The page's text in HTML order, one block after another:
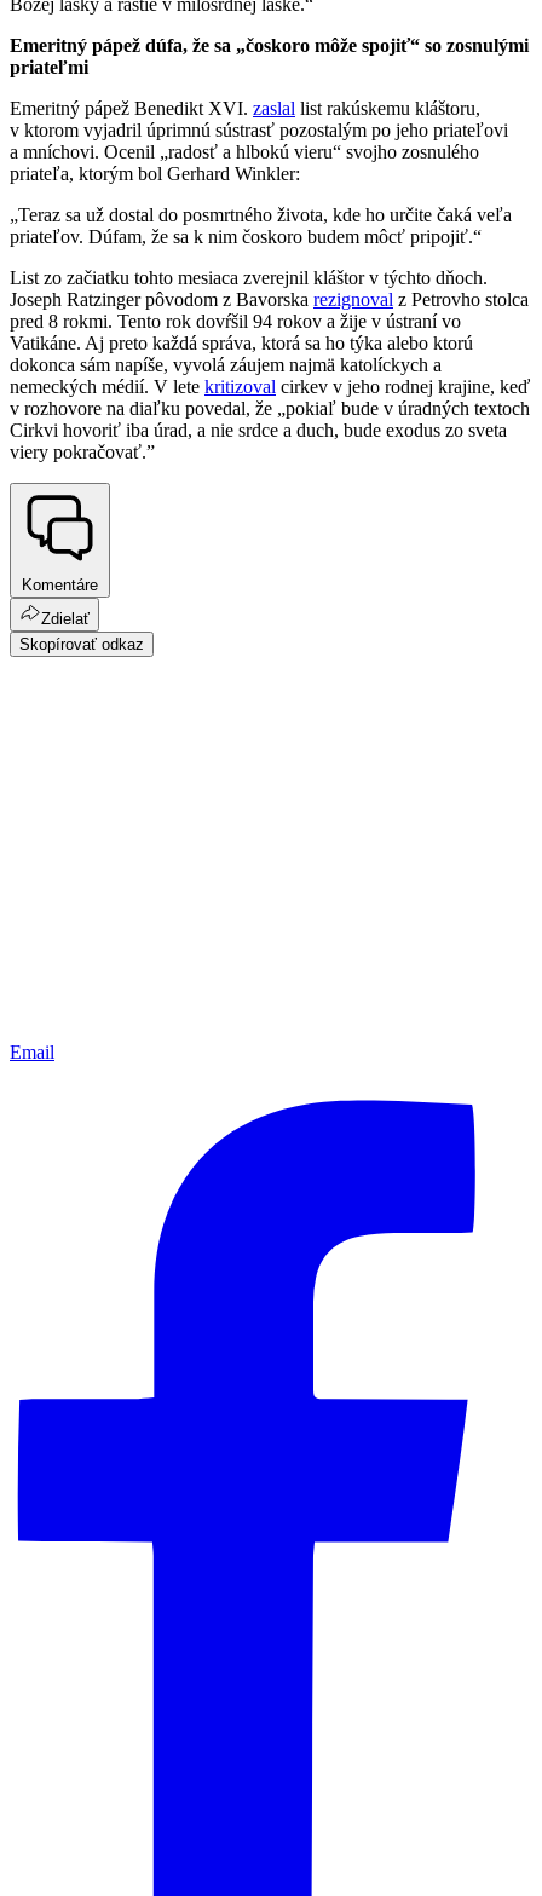
Božej lásky a rastie v milosrdnej láske.“
Emeritný pápež dúfa, že sa „čoskoro môže spojiť“ so zosnulými
priateľmi
Emeritný pápež Benedikt XVI. zaslal list rakúskemu kláštoru,
v ktorom vyjadril úprimnú sústrasť pozostalým po jeho priateľovi
a mníchovi. Ocenil „radosť a hlbokú vieru“ svojho zosnulého
priateľa, ktorým bol Gerhard Winkler:
„Teraz sa už dostal do posmrtného života, kde ho určite čaká veľa
priateľov. Dúfam, že sa k nim čoskoro budem môcť pripojiť.“
List zo začiatku tohto mesiaca zverejnil kláštor v týchto dňoch.
Joseph Ratzinger pôvodom z Bavorska rezignoval z Petrovho stolca
pred 8 rokmi. Tento rok dovŕšil 94 rokov a žije v ústraní vo
Vatikáne. Aj preto každá správa, ktorá sa ho týka alebo ktorú
dokonca sám napíše, vyvolá záujem najmä katolíckych a
nemeckých médií. V lete kritizoval cirkev v jeho rodnej krajine, keď
v rozhovore na diaľku povedal, že „pokiaľ bude v úradných textoch
Cirkvi hovoriť iba úrad, a nie srdce a duch, bude exodus zo sveta
viery pokračovať.”
Komentáre
Zdielať
Skopírovať odkaz
Email